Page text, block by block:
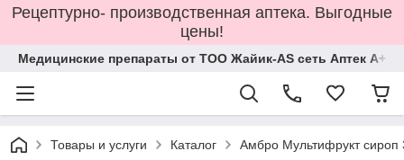
Рецептурно- производственная аптека. Выгодные
цены!
Медицинские препараты от ТОО Жайик-AS сеть Аптек А+
Товары и услуги Каталог Амбро Мультифрукт